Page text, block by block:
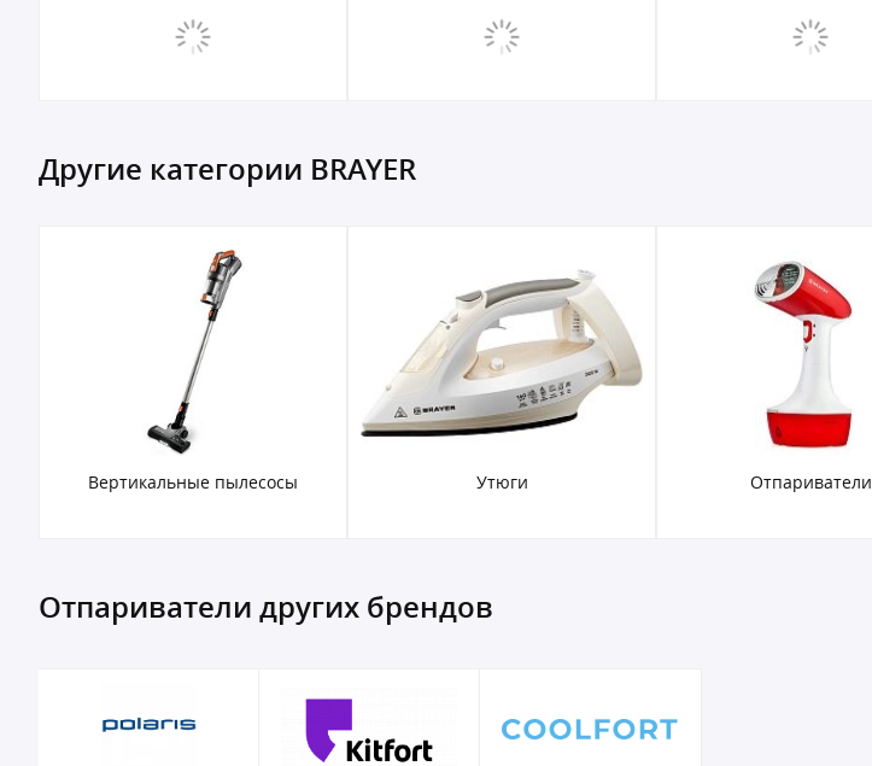
Другие категории BRAYER
Вертикальные пылесосы Утюги Отпариватели
Отпариватели других брендов